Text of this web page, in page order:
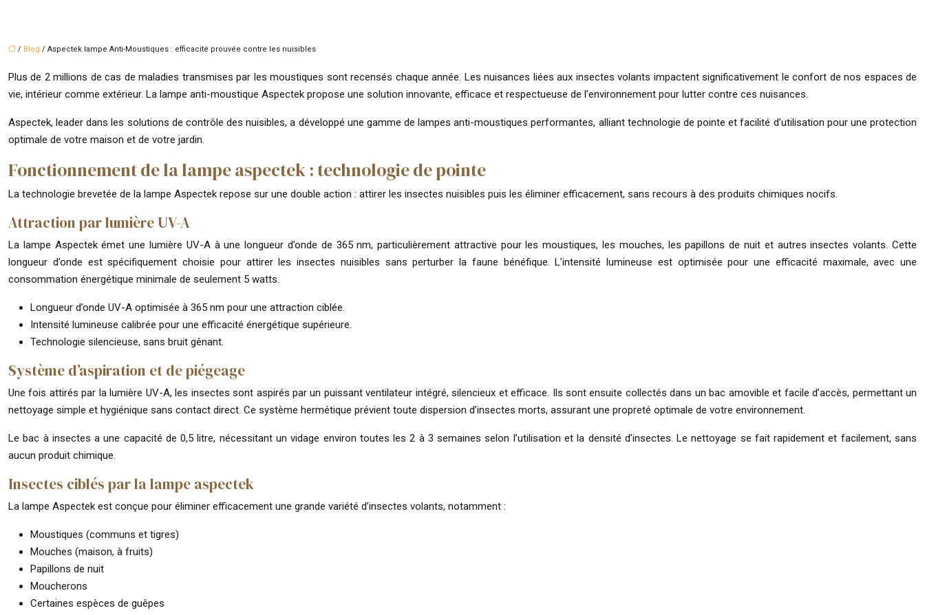
/ Blog / Aspectek lampe Anti-Moustiques : efficacité prouvée contre les nuisibles
Plus de 2 millions de cas de maladies transmises par les moustiques sont recensés chaque année. Les nuisances liées aux insectes volants impactent significativement le confort de nos espaces de
vie, intérieur comme extérieur. La lampe anti-moustique Aspectek propose une solution innovante, efficace et respectueuse de l’environnement pour lutter contre ces nuisances.
Aspectek, leader dans les solutions de contrôle des nuisibles, a développé une gamme de lampes anti-moustiques performantes, alliant technologie de pointe et facilité d’utilisation pour une protection
optimale de votre maison et de votre jardin.
Fonctionnement de la lampe aspectek : technologie de pointe
La technologie brevetée de la lampe Aspectek repose sur une double action : attirer les insectes nuisibles puis les éliminer efficacement, sans recours à des produits chimiques nocifs.
Attraction par lumière UV-A
La lampe Aspectek émet une lumière UV-A à une longueur d’onde de 365 nm, particulièrement attractive pour les moustiques, les mouches, les papillons de nuit et autres insectes volants. Cette
longueur d’onde est spécifiquement choisie pour attirer les insectes nuisibles sans perturber la faune bénéfique. L’intensité lumineuse est optimisée pour une efficacité maximale, avec une
consommation énergétique minimale de seulement 5 watts.
Longueur d’onde UV-A optimisée à 365 nm pour une attraction ciblée.
Intensité lumineuse calibrée pour une efficacité énergétique supérieure.
Technologie silencieuse, sans bruit gênant.
Système d’aspiration et de piégeage
Une fois attirés par la lumière UV-A, les insectes sont aspirés par un puissant ventilateur intégré, silencieux et efficace. Ils sont ensuite collectés dans un bac amovible et facile d’accès, permettant un
nettoyage simple et hygiénique sans contact direct. Ce système hermétique prévient toute dispersion d’insectes morts, assurant une propreté optimale de votre environnement.
Le bac à insectes a une capacité de 0,5 litre, nécessitant un vidage environ toutes les 2 à 3 semaines selon l’utilisation et la densité d’insectes. Le nettoyage se fait rapidement et facilement, sans
aucun produit chimique.
Insectes ciblés par la lampe aspectek
La lampe Aspectek est conçue pour éliminer efficacement une grande variété d’insectes volants, notamment :
Moustiques (communs et tigres)
Mouches (maison, à fruits)
Papillons de nuit
Moucherons
Certaines espèces de guêpes